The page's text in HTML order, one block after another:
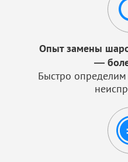
Опыт замены
—
Быстро